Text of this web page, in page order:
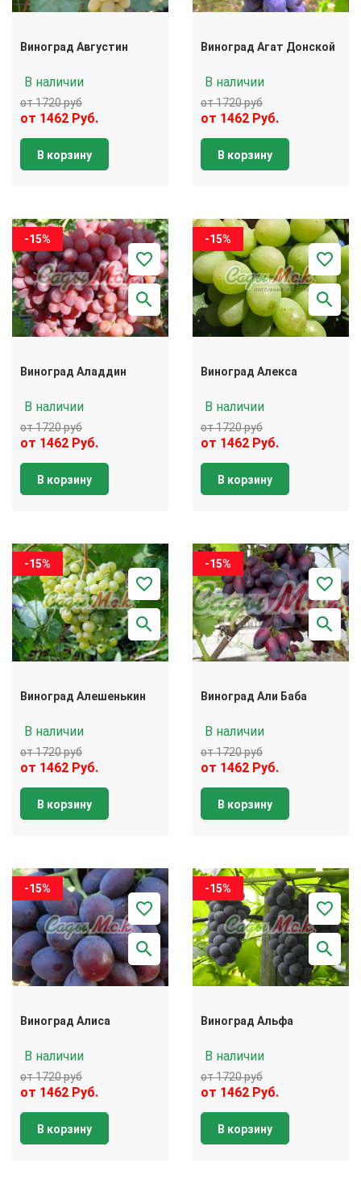
Виноград Августин
В наличии
от 1720 руб
от 1462 Руб.
В корзину
Виноград Агат Донской
В наличии
от 1720 руб
от 1462 Руб.
В корзину
-15%
Виноград Аладдин
В наличии
от 1720 руб
от 1462 Руб.
В корзину
-15%
Виноград Алекса
В наличии
от 1720 руб
от 1462 Руб.
В корзину
-15%
Виноград Алешенькин
В наличии
от 1720 руб
от 1462 Руб.
В корзину
-15%
Виноград Али Баба
В наличии
от 1720 руб
от 1462 Руб.
В корзину
-15%
Виноград Алиса
В наличии
от 1720 руб
от 1462 Руб.
В корзину
-15%
Виноград Альфа
В наличии
от 1720 руб
от 1462 Руб.
В корзину